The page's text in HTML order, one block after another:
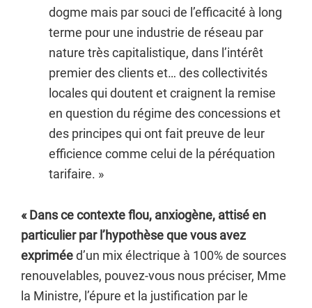
dogme mais par souci de l’efficacité à long
terme pour une industrie de réseau par
nature très capitalistique, dans l’intérêt
premier des clients et… des collectivités
locales qui doutent et craignent la remise
en question du régime des concessions et
des principes qui ont fait preuve de leur
efficience comme celui de la péréquation
tarifaire. »
« Dans ce contexte flou, anxiogène, attisé en
particulier par l’hypothèse que vous avez
expriméed’un mix électrique à 100% de sources
renouvelables, pouvez-vous nous préciser, Mme
la Ministre, l’épure et la justification par le